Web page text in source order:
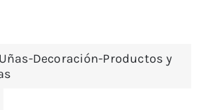
Uñas-Decoración-Productos y